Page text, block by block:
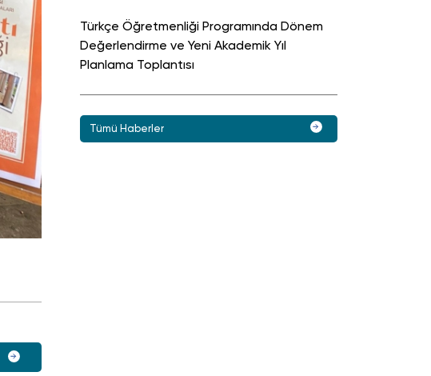
Türkçe Öğretmenliği Programında Dönem
Değerlendirme ve Yeni Akademik Yıl
Planlama Toplantısı
Tümü Haberler